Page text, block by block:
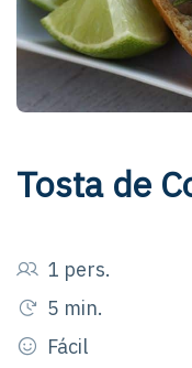
Tosta de
1 pers.
5 min.
Fácil